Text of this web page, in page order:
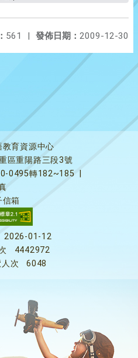
發佈日期： 2009-12-30
561 |
教育資源中心
區重陽路三段3號
0495轉182~185
信箱
2026-01-12
4442972
次
6048